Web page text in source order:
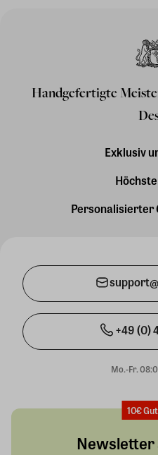
Handgefertigte
Exklusiv
Personalisierter
+49 (0)
Mo.-Fr.
10€